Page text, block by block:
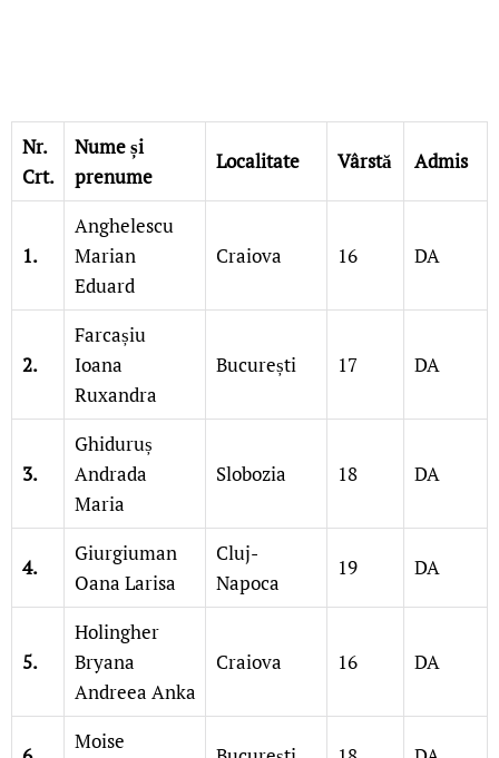
Nr.
Crt.
Nume și
prenume
Localitate Vârstă Admis
1.
Anghelescu
Marian
Eduard
Craiova 16 DA
2.
Farcașiu
Ioana
Ruxandra
București 17 DA
3.
Ghiduruș
Andrada
Maria
Slobozia 18 DA
4.
Giurgiuman
Oana Larisa
Cluj-
Napoca
19 DA
5.
Holingher
Bryana
Andreea Anka
Craiova 16 DA
Moise